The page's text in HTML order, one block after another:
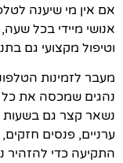
אם אין מי שיענה
אנושי מיידי בכל
וטיפול מקצועי גם
מעבר לזמינות
נהגים שמכסה את
נשאר קצר גם בשעות
ערניים, פנסים חזקים,
התקיעה כדי להזהיר